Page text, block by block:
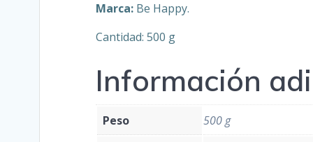
Marca: Be Happy.
Cantidad: 500 g
Información
Peso
500 g